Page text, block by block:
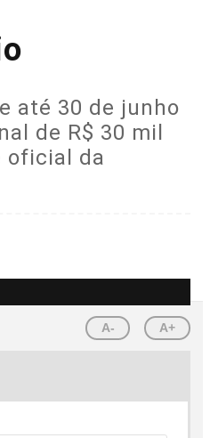
até 30 de junho
de R$ 30 mil
oficial da
A- A+